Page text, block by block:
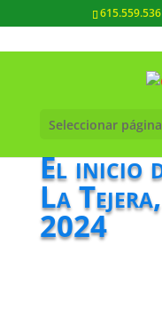
615.559.536
Seleccionar página
El inicio
La
2024